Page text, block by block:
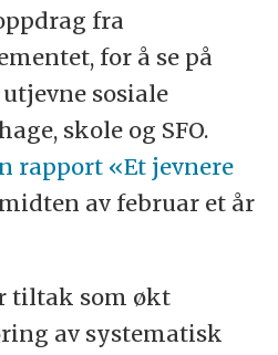
fra
for å se på
sosiale
skole og SFO.
rapport «Et jevnere
av februar et år
tiltak som økt
av systematisk